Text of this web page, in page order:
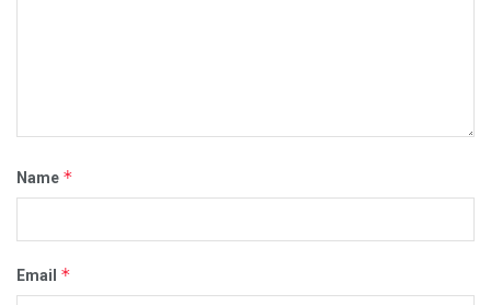
Name *
Email *